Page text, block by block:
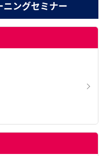
ニングセミナー